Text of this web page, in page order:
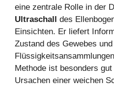
eine zentrale Rolle in der
Ultraschall des
Einsichten. Er liefert
Zustand des Gewebes
Methode ist besonders
Ursachen einer weichen